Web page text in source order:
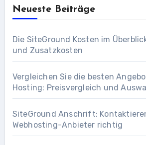
Neueste Beiträge
Die SiteGround Kosten im
und Zusatzkosten
Vergleichen Sie die besten
Hosting: Preisvergleich und
SiteGround Anschrift:
Webhosting-Anbieter richtig